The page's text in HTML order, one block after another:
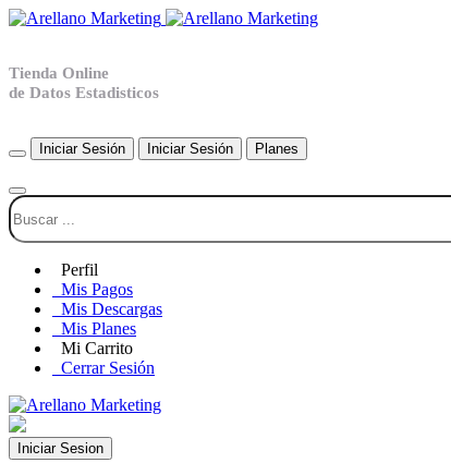
Tienda Online
de Datos Estadisticos
Iniciar Sesión Iniciar Sesión Planes
Perfil
Mis Pagos
Mis Descargas
Mis Planes
Mi Carrito
Cerrar Sesión
Iniciar Sesion